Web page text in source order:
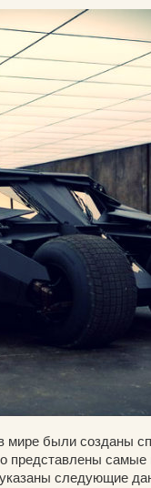
мире были созданы
представлены
следующие